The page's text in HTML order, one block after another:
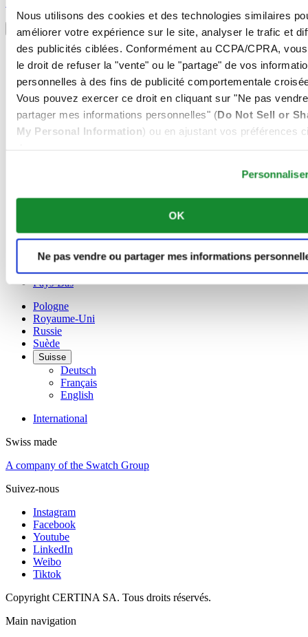
Nous utilisons des cookies et des technologies similaires
améliorer votre expérience sur le site, analyser le trafic et
des publicités ciblées. Conformément au CCPA/CPRA,
le droit de refuser la "vente" ou le "partage" de vos
personnelles à des fins de publicité comportementale
Vous pouvez exercer ce droit en cliquant sur "Ne pas
partager mes informations personnelles" (Do Not Sell or
My Personal Information) ou en ajustant vos préférences
OK
Ne pas vendre ou partager mes informations
Sélectionner un pays/une région
Sélecteur de langue
Allemagne
Autriche
Belgique
Français
Chine
English
Luxembourg
Français
Norvège
Pays-Bas
Pologne
Royaume-Uni
Russie
Suède
Suisse
Deutsch
Français
English
International
Swiss made
A company of the Swatch Group
Suivez-nous
Instagram
Facebook
Youtube
LinkedIn
Weibo
Tiktok
Copyright CERTINA SA. Tous droits réservés.
Main navigation